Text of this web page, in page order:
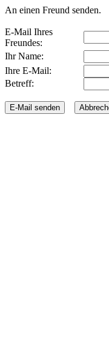
An einen Freund senden.
E-Mail Ihres
Freundes:
Ihr Name:
Ihre E-Mail:
Betreff: